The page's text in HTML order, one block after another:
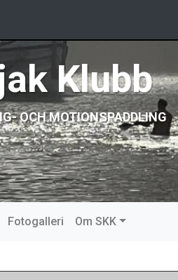
Klubb
OCH MOTIONSPADDLING
Fotogalleri Om SKK